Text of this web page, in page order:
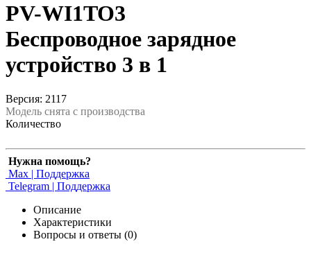
PV-WI1TO3
Беспроводное зарядное
устройство 3 в 1
Версия: 2117
Модель снята с производства
Количество
Нужна помощь?
Max | Поддержка
Telegram | Поддержка
Описание
Характеристики
Вопросы и ответы (0)